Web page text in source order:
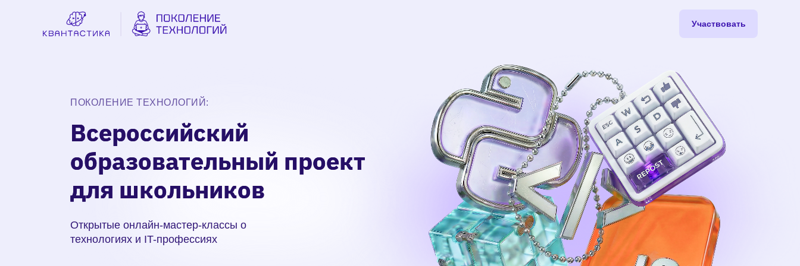
Участвовать
Открытые онлайн-мастер-классы о
технологиях и IT-профессиях
Всероссийский
образовательный проект
для школьников
Всероссийский
образовательный проект
для школьников
ПОКОЛЕНИЕ ТЕХНОЛОГИЙ: